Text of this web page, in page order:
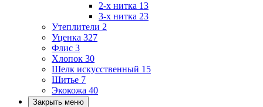
2-х нитка 13
3-х нитка 23
Утеплители 2
Уценка 327
Флис 3
Хлопок 30
Шелк искусственный 15
Шитье 7
Экокожа 40
Закрыть меню